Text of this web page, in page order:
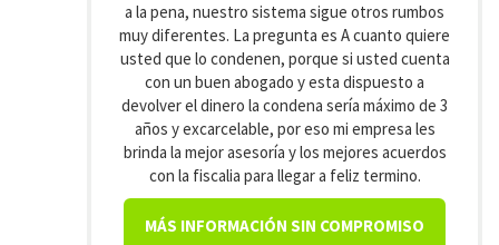
a la pena, nuestro sistema sigue otros rumbos
muy diferentes. La pregunta es A cuanto quiere
usted que lo condenen, porque si usted cuenta
con un buen abogado y esta dispuesto a
devolver el dinero la condena sería máximo de 3
años y excarcelable, por eso mi empresa les
brinda la mejor asesoría y los mejores acuerdos
con la fiscalia para llegar a feliz termino.
MÁS INFORMACIÓN SIN COMPROMISO